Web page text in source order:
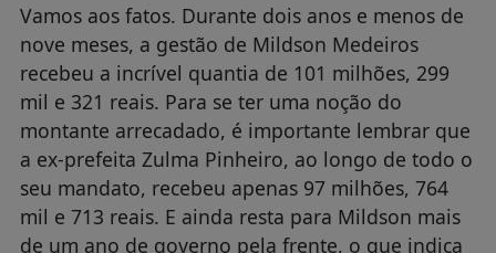
Vamos aos fatos. Durante dois anos e menos de
nove meses, a gestão de Mildson Medeiros
recebeu a incrível quantia de 101 milhões, 299
mil e 321 reais. Para se ter uma noção do
montante arrecadado, é importante lembrar que
a ex-prefeita Zulma Pinheiro, ao longo de todo o
seu mandato, recebeu apenas 97 milhões, 764
mil e 713 reais. E ainda resta para Mildson mais
de um ano de governo pela frente, o que indica